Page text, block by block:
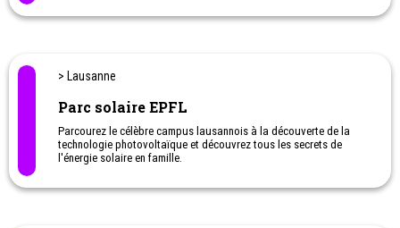
Ateliers à la journée, au week-end ou camps de vacances pour
> Lausanne
Parc solaire EPFL
Parcourez le célèbre campus lausannois à la découverte de la
technologie photovoltaïque et découvrez tous les secrets de
l'énergie solaire en famille.